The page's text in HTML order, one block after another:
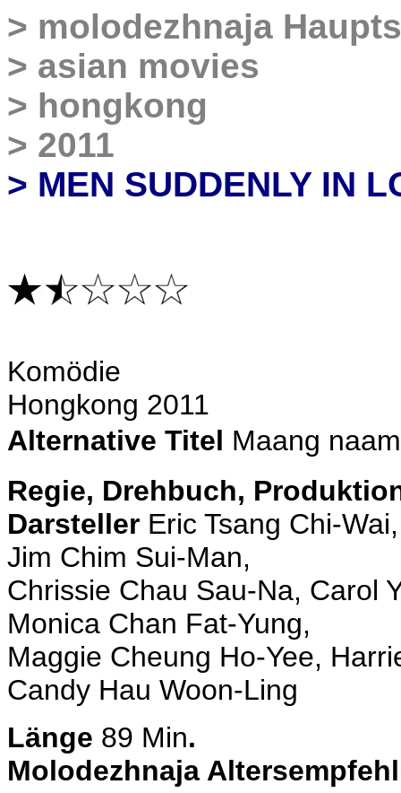
> molodezhnaja
> asian movies
> hongkong
> 2011
> MEN SUDDENLY IN
Komödie
Hongkong 2011
Alternative Titel Maang
Regie, Drehbuch,
Darsteller Eric Tsang Chi-
Jim Chim Sui-Man,
Chrissie Chau Sau-Na, Carol
Monica Chan Fat-Yung,
Maggie Cheung Ho-Yee,
Candy Hau Woon-Ling
Länge 89 Min.
Molodezhnaja